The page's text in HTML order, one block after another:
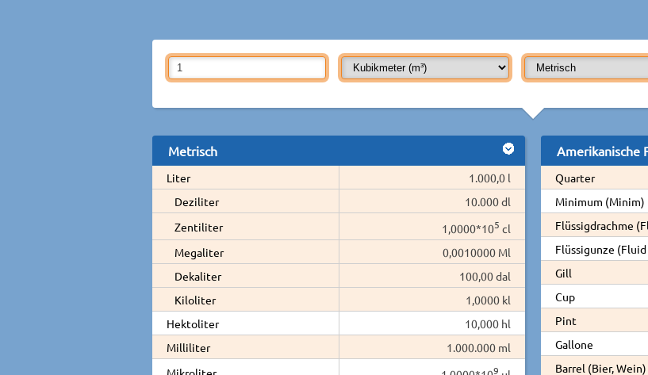
Metrisch
Liter
1.000,0 l
Deziliter
10.000 dl
Zentiliter
1,0000*105 cl
Megaliter
0,0010000 Ml
Dekaliter
100,00 dal
Kiloliter
1,0000 kl
Hektoliter
10,000 hl
Milliliter
1.000.000 ml
9
Amerikanische
Quarter
Minimum (Minim)
Flüssigdrachme
Flüssigunze
Gill
Cup
Pint
Gallone
Barrel (Bier, Wein)